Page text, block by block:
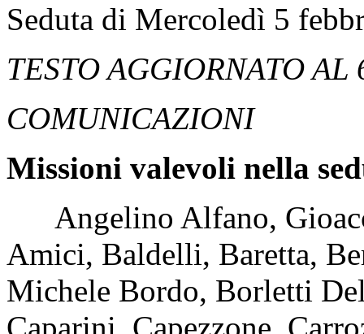
Seduta di Mercoledì 5
TESTO AGGIORNATO
COMUNICAZIONI
Missioni valevoli nella
Angelino Alfano,
Amici, Baldelli, Baretta,
Michele Bordo, Borletti
Caparini, Capezzone,